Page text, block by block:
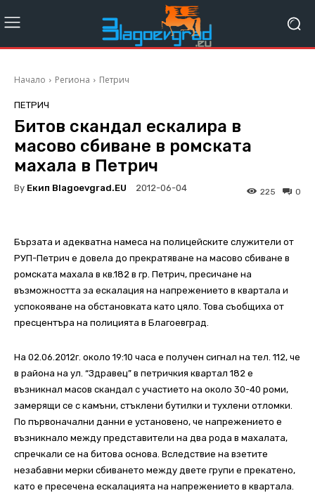
Начало Региона Петрич
ПЕТРИЧ
Битов скандал ескалира в
масово сбиване в ромската
махала в Петрич
By Екип Blagoevgrad.EU 2012-06-04 0
225
Бързата и адекватна намеса на полицейските служители от
РУП-Петрич е довела до прекратяване на масово сбиване в
ромската махала в кв.182 в гр. Петрич, пресичане на
възможността за ескалация на напрежението в квартала и
успокояване на обстановката като цяло. Toва съобщиха от
пресцентъра на полицията в Благоевград.
На 02.06.2012г. около 19:10 часа е получен сигнал на тел. 112, че
в района на ул. “Здравец” в петричкия квартал 182 е
възникнал масов скандал с участието на около 30-40 роми,
замерящи се с камъни, стъклени бутилки и тухлени отломки.
По първоначални данни е установено, че напрежението е
възникнало между представители на два рода в махалата,
спречкали се на битова основа. Вследствие на взетите
незабавни мерки сбиването между двете групи е прекатено,
като е пресечена ескалацията на напрежението в квартала.